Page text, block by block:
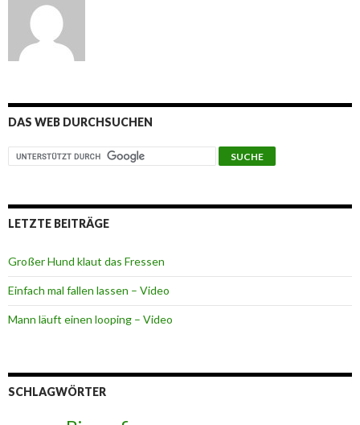
DAS WEB DURCHSUCHEN
LETZTE BEITRÄGE
Großer Hund klaut das Fressen
Einfach mal fallen lassen – Video
Mann läuft einen looping – Video
SCHLAGWÖRTER